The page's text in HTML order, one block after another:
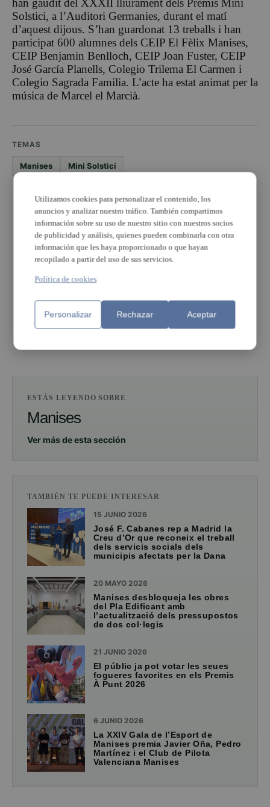
han gaudit del XXXII lliurament dels Premis Mini
Solstici, a l’Auditori Germanies, durant el matí
d’aquest dijous. S’han guardonat 13 treballs i han
participat 600 alumnes dels CEIP El Fèlix Manises,
CEIP Benjamin Benlloch, CEIP Joan Fuster, CEIP
José García Planells, Colegio Trilema El Carmen i
Colegio Sagrada Familia. L’acte ha estat animat per la
música de Marcel el Marcià.
TEMAS
Manises Mini Solstici
PUBLICIDAD
ESTÁS LEYENDO SOBRE
Manises
Ver más de esta sección
TAMBIÉN TE PUEDE INTERESAR
15 JUNIO 2026
José F. Cabanes rep a Madrid la
Creu d’Or que reconeix el treball
dels servicis socials dels
municipis afectats per la Dana
20 MAYO 2026
Manises desbloqueja les obres
del Pla Edificant amb
l’actualització dels pressupostos
de dos col·legis
21 JUNIO 2026
El públic ja pot votar les seues
fogueres favorites en els Premis
À Punt 2026
6 JUNIO 2026
La XXIV Gala de l’Esport de
Manises premia Javier Oña, Pedro
Martínez i el Club de Pilota
Valenciana Manises
Utilizamos cookies para personalizar el contenido, los
anuncios y analizar nuestro tráfico. También compartimos
información sobre su uso de nuestro sitio con nuestros socios
de publicidad y análisis, quienes pueden combinarla con otra
información que les haya proporcionado o que hayan
recopilado a partir del uso de sus servicios.
Política de cookies
Personalizar Rechazar Aceptar